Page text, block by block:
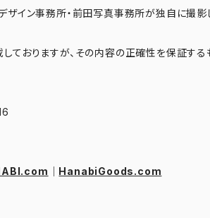
ザイン事務所・前田写真事務所が独自に撮
ておりますが、その内容の正確性を保証する
HanabiGoods.com